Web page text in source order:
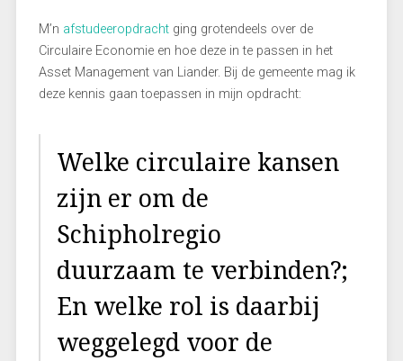
M’n afstudeeropdrachtging grotendeels over de
Circulaire Economie en hoe deze in te passen in het
Asset Management van Liander. Bij de gemeente mag ik
deze kennis gaan toepassen in mijn opdracht:
Welke circulaire kansen
zijn er om de
Schipholregio
duurzaam te verbinden?;
En welke rol is daarbij
weggelegd voor de